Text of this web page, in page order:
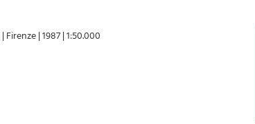
| Firenze|1987|1:50.000